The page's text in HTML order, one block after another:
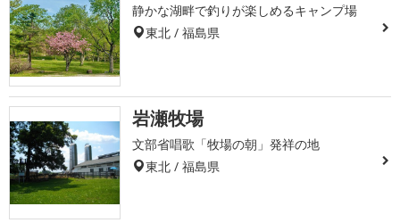
静かな湖畔で釣りが楽しめるキャンプ場
東北 / 福島県
岩瀬牧場
文部省唱歌「牧場の朝」発祥の地
東北 / 福島県